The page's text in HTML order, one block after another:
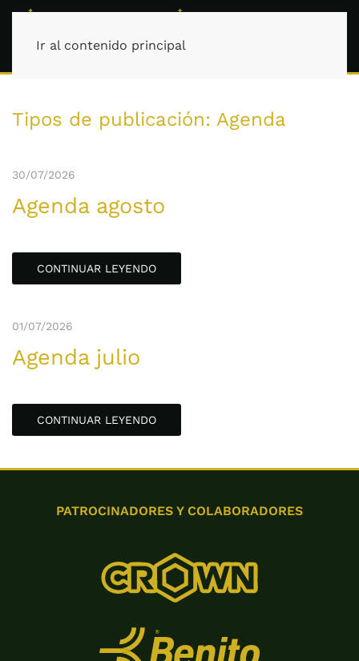
Ir al contenido principal
Tipos de publicación: Agenda
30/07/2026
Agenda agosto
CONTINUAR LEYENDO
01/07/2026
Agenda julio
CONTINUAR LEYENDO
PATROCINADORES Y COLABORADORES